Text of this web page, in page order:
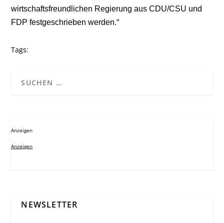
wirtschaftsfreundlichen Regierung aus CDU/CSU und
FDP festgeschrieben werden.“
Tags:
Anzeigen
Anzeigen
NEWSLETTER